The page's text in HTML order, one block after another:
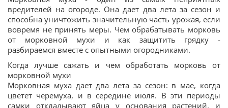
вредителей на огороде. Она дает два лета за сезон и
способна уничтожить значительную часть урожая, если
вовремя не принять меры. Чем обрабатывать морковь
от морковной мухи и как защитить грядку -
разбираемся вместе с опытными огородниками.
Когда лучше сажать и чем обработать морковь от
морковной мухи
Морковная муха дает два лета за сезон: в мае, когда
цветет черемуха, и в середине июля. В эти периоды
самки откладывают яйца у основания растений, и